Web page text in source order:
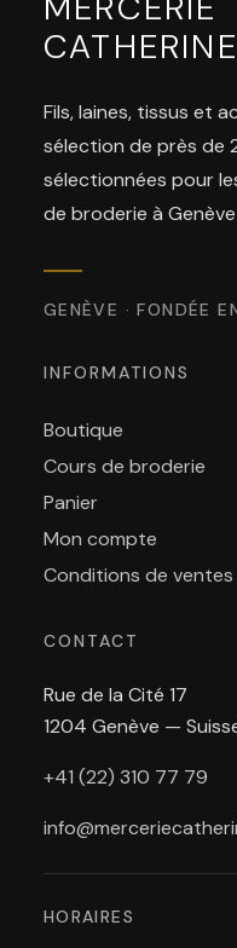
Fils, laines, tissus et
sélection de près de
sélectionnées pour
de broderie à
GENÈVE · FONDÉE
INFORMATIONS
Boutique
Cours de broderie
Panier
Mon compte
Conditions de ventes
CONTACT
Rue de la Cité 17
1204 Genève —
+41 (22) 310 77 79
HORAIRES